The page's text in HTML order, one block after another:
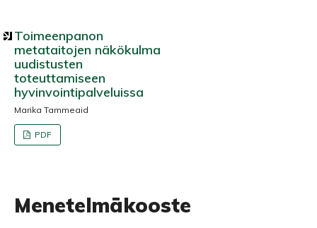
Toimeenpanon
metataitojen näkökulma
uudistusten
toteuttamiseen
hyvinvointipalveluissa
Marika Tammeaid
PDF
Menetelmäkooste